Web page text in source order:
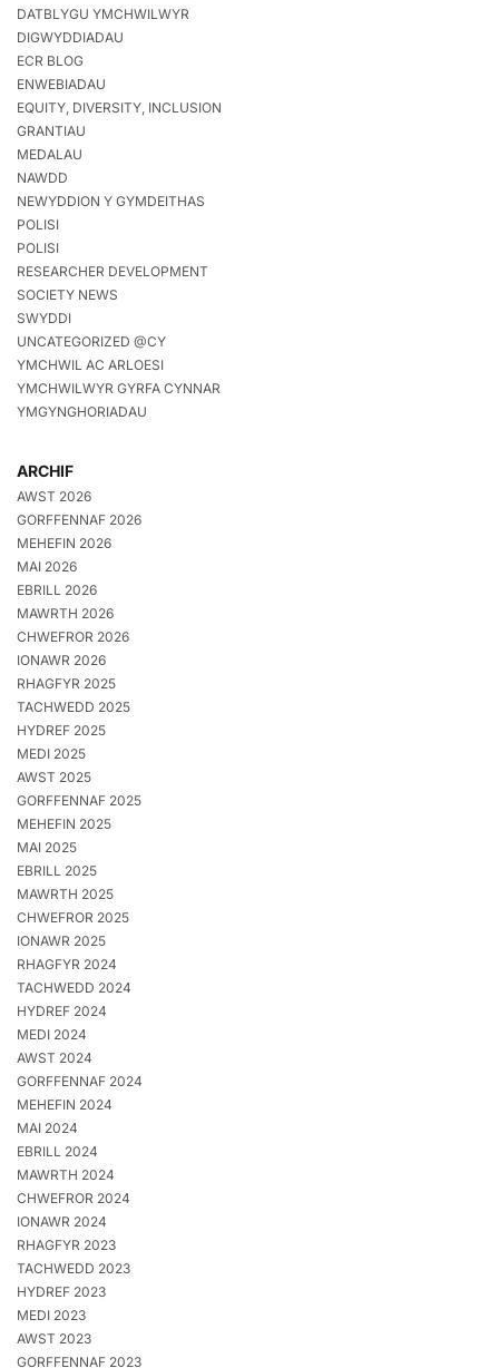
DATBLYGU YMCHWILWYR
DIGWYDDIADAU
ECR BLOG
ENWEBIADAU
EQUITY, DIVERSITY, INCLUSION
GRANTIAU
MEDALAU
NAWDD
NEWYDDION Y GYMDEITHAS
POLISI
POLISI
RESEARCHER DEVELOPMENT
SOCIETY NEWS
SWYDDI
UNCATEGORIZED @CY
YMCHWIL AC ARLOESI
YMCHWILWYR GYRFA CYNNAR
YMGYNGHORIADAU
ARCHIF
AWST 2026
GORFFENNAF 2026
MEHEFIN 2026
MAI 2026
EBRILL 2026
MAWRTH 2026
CHWEFROR 2026
IONAWR 2026
RHAGFYR 2025
TACHWEDD 2025
HYDREF 2025
MEDI 2025
AWST 2025
GORFFENNAF 2025
MEHEFIN 2025
MAI 2025
EBRILL 2025
MAWRTH 2025
CHWEFROR 2025
IONAWR 2025
RHAGFYR 2024
TACHWEDD 2024
HYDREF 2024
MEDI 2024
AWST 2024
GORFFENNAF 2024
MEHEFIN 2024
MAI 2024
EBRILL 2024
MAWRTH 2024
CHWEFROR 2024
IONAWR 2024
RHAGFYR 2023
TACHWEDD 2023
HYDREF 2023
MEDI 2023
AWST 2023
GORFFENNAF 2023